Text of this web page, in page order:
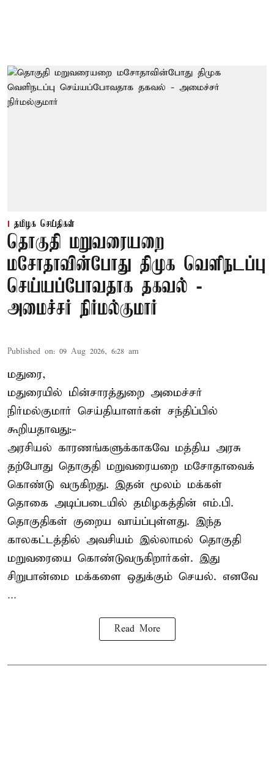
தமிழக செய்திகள்
தொகுதி மறுவரையறை
மசோதாவின்போது திமுக வெளிநடப்பு
செய்யப்போவதாக தகவல் -
அமைச்சர் நிர்மல்குமார்
Published on: 09 Aug 2026, 6:28 am
மதுரை,
மதுரையில் மின்சாரத்துறை அமைச்சர்
நிர்மல்குமார் செய்தியாளர்கள் சந்திப்பில்
கூறியதாவது:-
அரசியல் காரணங்களுக்காகவே மத்திய அரசு
தற்போது தொகுதி மறுவரையறை மசோதாவைக்
கொண்டு வருகிறது. இதன் மூலம் மக்கள்
தொகை அடிப்படையில் தமிழகத்தின் எம்.பி.
தொகுதிகள் குறைய வாய்ப்புள்ளது. இந்த
காலகட்டத்தில் அவசியம் இல்லாமல் தொகுதி
மறுவரையை கொண்டுவருகிறார்கள். இது
சிறுபான்மை மக்களை ஒதுக்கும் செயல். எனவே
...
Read More